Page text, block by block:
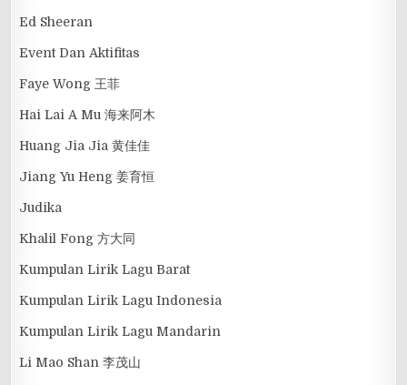
Ed Sheeran
Event Dan Aktifitas
Faye Wong 王菲
Hai Lai A Mu 海来阿木
Huang Jia Jia 黄佳佳
Jiang Yu Heng 姜育恒
Judika
Khalil Fong 方大同
Kumpulan Lirik Lagu Barat
Kumpulan Lirik Lagu Indonesia
Kumpulan Lirik Lagu Mandarin
Li Mao Shan 李茂山